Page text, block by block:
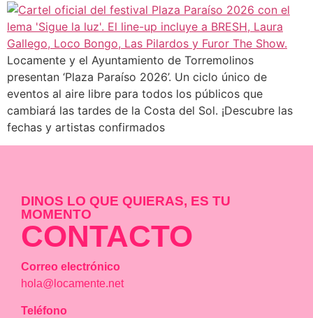
Locamente y el Ayuntamiento de Torremolinos
presentan ‘Plaza Paraíso 2026’. Un ciclo único de
eventos al aire libre para todos los públicos que
cambiará las tardes de la Costa del Sol. ¡Descubre las
fechas y artistas confirmados
DINOS LO QUE QUIERAS, ES TU
MOMENTO
CONTACTO
Correo electrónico
hola@locamente.net
Teléfono